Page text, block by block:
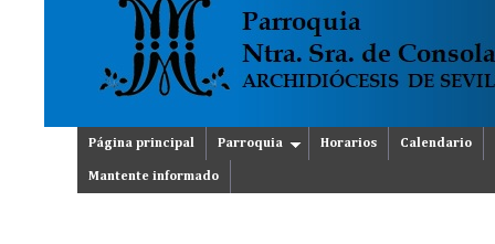
Página principal Parroquia Horarios Calendario
Mantente informado